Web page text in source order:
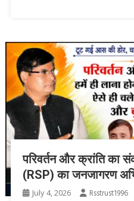
परिवर्तन और क्रांति का
(RSP) का जनजागरण
July 4, 2026 Rsstrust1996